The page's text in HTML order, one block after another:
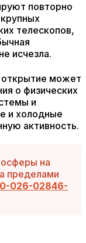
повторно
телескопов,
исчезла.
открытие может
о физических
и
и холодные
активность.
на
пределами
026-02846-